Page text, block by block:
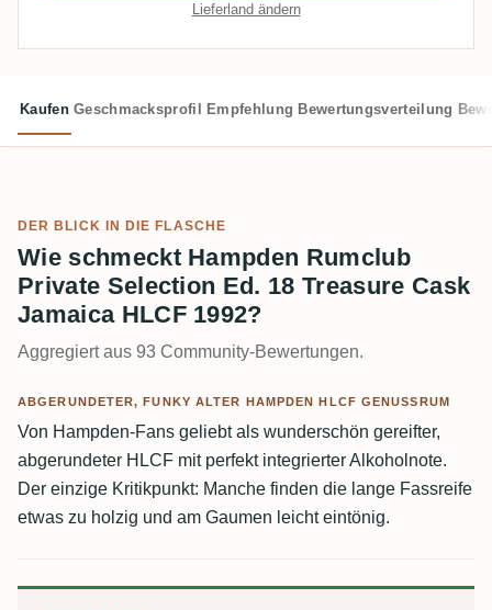
Lieferland ändern
Kaufen Geschmacksprofil Empfehlung Bewertungsverteilung
DER BLICK IN DIE FLASCHE
Wie schmeckt Hampden Rumclub
Private Selection Ed. 18 Treasure Cask
Jamaica HLCF 1992?
Aggregiert aus 93 Community-Bewertungen.
ABGERUNDETER, FUNKY ALTER HAMPDEN HLCF GENUSSRUM
Von Hampden-Fans geliebt als wunderschön gereifter,
abgerundeter HLCF mit perfekt integrierter Alkoholnote.
Der einzige Kritikpunkt: Manche finden die lange Fassreife
etwas zu holzig und am Gaumen leicht eintönig.